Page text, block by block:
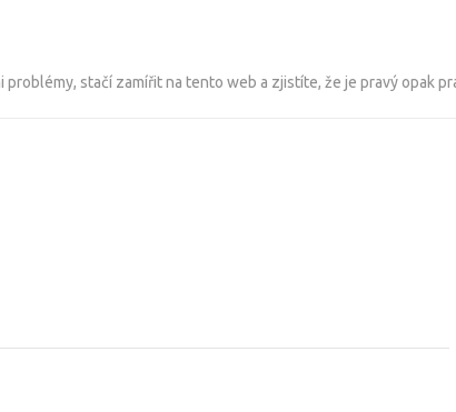
stačí zamířit na tento web a zjistíte, že je pravý opak